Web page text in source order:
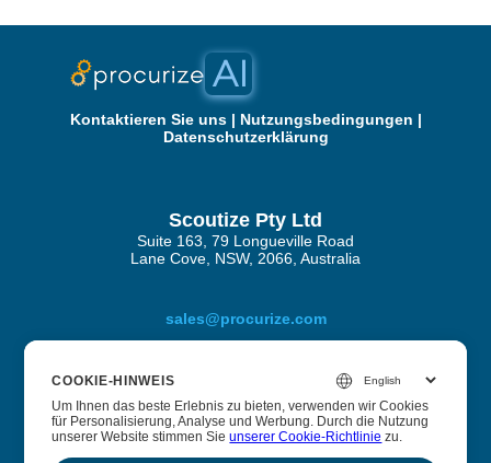
Kontaktieren Sie uns| Nutzungsbedingungen |
Datenschutzerklärung
Scoutize Pty Ltd
Suite 163, 79 Longueville Road
Lane Cove, NSW, 2066, Australia
sales@procurize.com
Über Procurize KI
Wir helfen Unternehmen, manuelle Arbeit aus Sicherheits-
COOKIE-HINWEIS
Um Ihnen das beste Erlebnis zu bieten, verwenden wir Cookies
für Personalisierung, Analyse und Werbung. Durch die Nutzung
unserer Website stimmen Sieunserer Cookie-Richtlinie zu.